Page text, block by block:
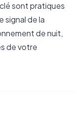
sont pratiques
signal de la
de nuit,
de votre